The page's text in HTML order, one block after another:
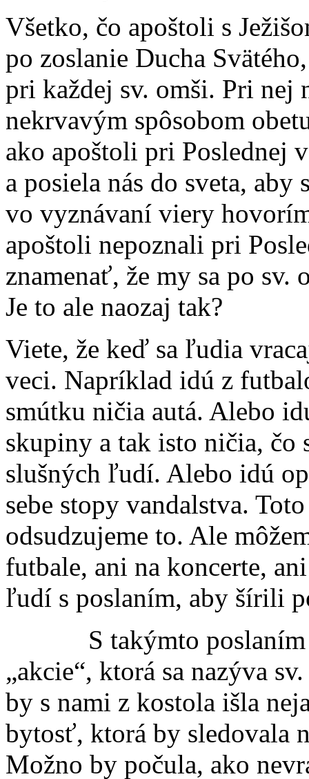
Všetko, čo apoštoli s
po zoslanie Ducha
pri každej sv. omši. Pri nej
nekrvavým spôsobom
ako apoštoli pri Poslednej
a posiela nás do sveta,
vo vyznávaní viery
apoštoli nepoznali pri
znamenať, že my sa po sv.
Je to ale naozaj tak?
Viete, že keď sa ľudia
veci. Napríklad idú z
smútku ničia autá. Alebo
skupiny a tak isto ničia, čo
slušných ľudí. Alebo idú
sebe stopy vandalstva.
odsudzujeme to. Ale
futbale, ani na koncerte,
ľudí s poslaním, aby šírili
S takýmto poslaním
„akcie“, ktorá sa nazýva
by s nami z kostola išla
bytosť, ktorá by sledovala
Možno by počula, ako